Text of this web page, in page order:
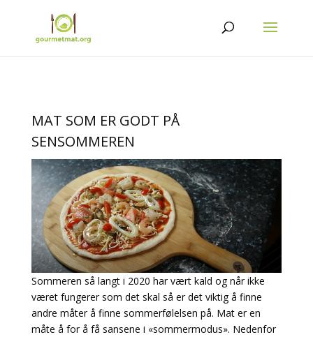
MAT SOM ER GODT PÅ
SENSOMMEREN
Sommeren så langt i 2020 har vært kald og når ikke
været fungerer som det skal så er det viktig å finne
andre måter å finne sommerfølelsen på. Mat er en
måte å for å få sansene i «sommermodus». Nedenfor